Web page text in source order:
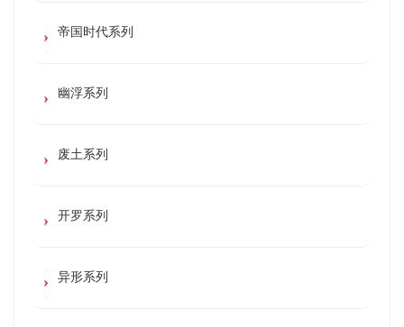
帝国时代系列
幽浮系列
废土系列
开罗系列
异形系列